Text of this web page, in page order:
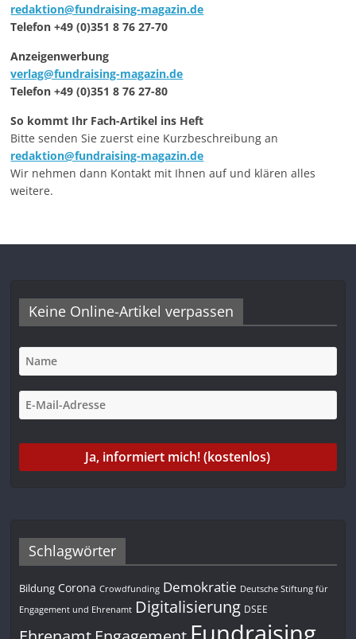
redaktion@fundraising-magazin.de
Telefon +49 (0)351 8 76 27-70
Anzeigenwerbung
verlag@fundraising-magazin.de
Telefon +49 (0)351 8 76 27-80
So kommt Ihr Fach-Artikel ins Heft
Bitte senden Sie zuerst eine Kurzbeschreibung an
redaktion@fundraising-magazin.de
Wir nehmen dann Kontakt mit Ihnen auf und klären alles
weitere.
Keine Online-Artikel verpassen
Schlagwörter
Bildung Corona Crowdfunding Demokratie Deutsche Stiftung für
Engagement und Ehrenamt Digitalisierung DSEE